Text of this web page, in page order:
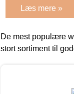
Læs mere »
De mest populære
stort sortiment til